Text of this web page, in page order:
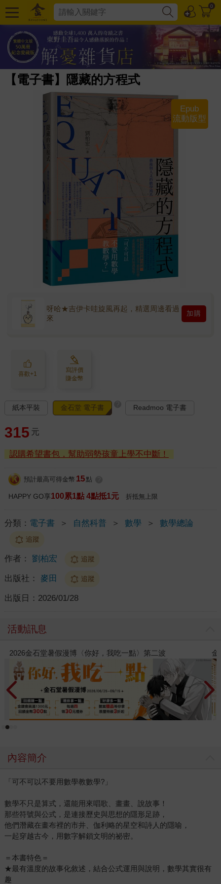
0
【電子書】隱藏的方程式
Epub
流動版型
呀哈★吉伊卡哇旋風再起，精選周邊看過
來
加購
喜歡+1
寫評價
賺金幣
紙本平裝 金石堂 電子書 Readmoo 電子書
315 元
認購希望書包，幫助弱勢孩童上學不中斷！
預計最高可得金幣 15 點
HAPPY GO享100累1點 4點抵1元 折抵無上限
分類： 電子書 ＞ 自然科普 ＞ 數學 ＞ 數學總論
追蹤
作者： 劉柏宏 追蹤
出版社： 麥田 追蹤
出版日： 2026/01/28
活動訊息
金石堂2026海外優惠：電子書
內容簡介
「可不可以不要用數學教數學?」
數學不只是算式，還能用來唱歌、畫畫、說故事！
那些符號與公式，是連接歷史與思想的隱形足跡，
他們潛藏在畫布裡的市井、伽利略的星空和詩人的隱喻，
一起穿越古今，用數字解鎖文明的祕密。
＝本書特色＝
★最有溫度的故事化敘述，結合公式運用與說明，數學其實很有
趣